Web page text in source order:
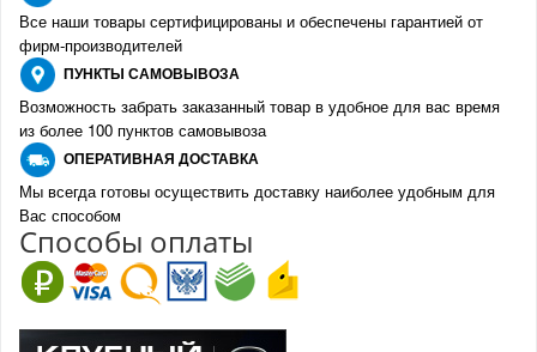
Все наши товары сертифицированы и обеспечены гарантией от
фирм-производителей
ПУНКТЫ САМОВЫВОЗА
Возможность забрать заказанный товар в удобное для вас время
из более 100 пунктов самовывоза
ОПЕРАТИВНАЯ ДОСТАВКА
Мы всегда готовы осуществить доставку наиболее удобным для
Вас способом
Способы оплаты